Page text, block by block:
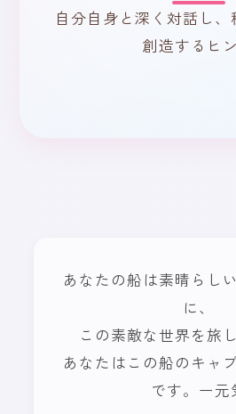
自分自身と深く対話し、
創造するヒ
あなたの船は素晴らし
に、
この素敵な世界を旅
あなたはこの船のキャ
です。ー元